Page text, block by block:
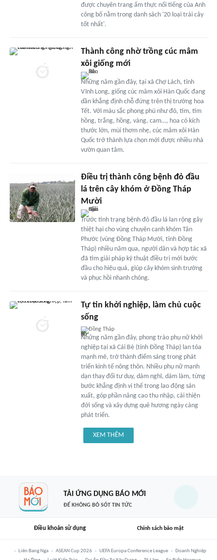
được chuyên trang ẩm thực nổi tiếng của Anh
công bố nằm trong danh sách '20 loại trái cây
tốt nhất'.
Thành công nhờ trồng cúc mâm
xôi giống mới
Những năm gần đây, tại xã Chợ Lách, tỉnh
Vĩnh Long, giống cúc mâm xôi Hàn Quốc đang
dần khẳng định chỗ đứng trên thị trường hoa
Tết. Với màu sắc phong phú như đỏ, tím, tím
hồng, trắng, hồng, vàng, cam…, hoa có kích
thước lớn, mùi thơm nhẹ, cúc mâm xôi Hàn
Quốc trở thành lựa chọn mới được nhiều nhà
vườn quan tâm.
Điều trị thành công bệnh đỏ đầu
lá trên cây khóm ở Đồng Tháp
Mười
Trước tình trạng bệnh đỏ đầu lá lan rộng gây
thiệt hại cho vùng chuyên canh khóm Tân
Phước (vùng Đồng Tháp Mười, tỉnh Đồng
Tháp) nhiều năm qua, người dân và hợp tác xã
đã tìm giải pháp kỹ thuật điều trị mới bước
đầu cho hiệu quả, giúp cây khóm sinh trưởng
và phục hồi nhanh chóng.
Tự tin khởi nghiệp, làm chủ cuộc
sống
Đồng Tháp
Những năm gần đây, phong trào phụ nữ khởi
nghiệp tại xã Cái Bè (tỉnh Đồng Tháp) lan tỏa
mạnh mẽ, trở thành điểm sáng trong phát
triển kinh tế nông thôn. Nhiều phụ nữ mạnh
dạn thay đổi tư duy, dám nghĩ, dám làm, từng
bước khẳng định vị thế trong lao động sản
xuất, góp phần nâng cao thu nhập, cải thiện
đời sống và xây dựng quê hương ngày càng
phát triển.
XEM THÊM
TẢI ỨNG DỤNG BÁO MỚI
ĐỂ KHÔNG BỎ SÓT TIN TỨC
Điều khoản sử dụng Chính sách bảo mật
Liên Bang Nga ASEAN Cup 2026 UEFA Europa Conference League
Doanh Nghiệp